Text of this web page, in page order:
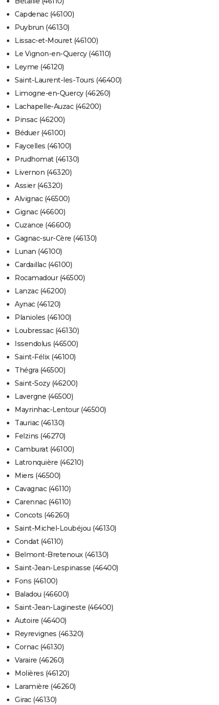
Capdenac (46100)
Puybrun (46130)
Lissac-et-Mouret (46100)
Le Vignon-en-Quercy (46110)
Leyme (46120)
Saint-Laurent-les-Tours (46400)
Limogne-en-Quercy (46260)
Lachapelle-Auzac (46200)
Pinsac (46200)
Béduer (46100)
Faycelles (46100)
Prudhomat (46130)
Livernon (46320)
Assier (46320)
Alvignac (46500)
Gignac (46600)
Cuzance (46600)
Gagnac-sur-Cère (46130)
Lunan (46100)
Cardaillac (46100)
Rocamadour (46500)
Lanzac (46200)
Aynac (46120)
Planioles (46100)
Loubressac (46130)
Issendolus (46500)
Saint-Félix (46100)
Thégra (46500)
Saint-Sozy (46200)
Lavergne (46500)
Mayrinhac-Lentour (46500)
Tauriac (46130)
Felzins (46270)
Camburat (46100)
Latronquière (46210)
Miers (46500)
Cavagnac (46110)
Carennac (46110)
Concots (46260)
Saint-Michel-Loubéjou (46130)
Condat (46110)
Belmont-Bretenoux (46130)
Saint-Jean-Lespinasse (46400)
Fons (46100)
Baladou (46600)
Saint-Jean-Lagineste (46400)
Autoire (46400)
Reyrevignes (46320)
Cornac (46130)
Varaire (46260)
Molières (46120)
Laramière (46260)
Girac (46130)